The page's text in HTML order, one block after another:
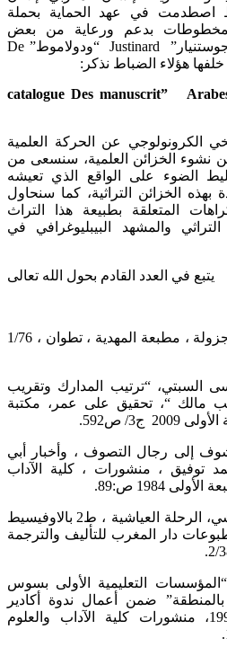
في عهد الحماية بحملة
بدعم ورعاية من بعض
الضباط الاستعمارين أمثال “جوستنيار” Justinard “ودولاموط” De
[” catalogue Des
عن الحركة العلمية
العلمية، سنسعى من
على الواقع الذي تعيشه
التراثية، كما سنحاول
بطبيعة هذا التراث
والمشهد البيبليوغرافي في
في العدد القادم بحول الله تعالى
المختار السوسي: خلال جزولة ، مطبعة المهدية ، تطوان ، 1/76
“ترتيب المدارك وتقريب
“، تحقيق على عمر، مكتبة
رجال التصوف ، وأخبار أبي
، منشورات ، كلية الآداب
ص:89.
عبد الله بن محمد العياشي، الرحلة العياشية ، ط2 بالاوفيسيط
المغرب للتأليف والترجمة
التعليمية الأولى بسوس
ضمن أعمال ندوة أكادير
-الفكر والثقافة- 1990، منشورات كلية الآداب والعلوم